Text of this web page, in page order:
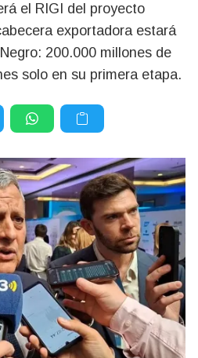
el RIGI del proyecto
exportadora estará
200.000 millones de
solo en su primera etapa.